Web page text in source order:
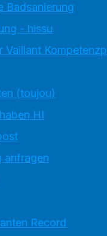
Badsanierung
- hissu
Vaillant
(toujou)
HI
anfragen
Record